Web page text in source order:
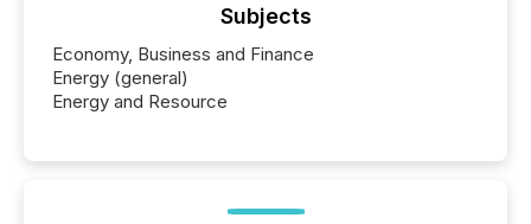
Subjects
Economy, Business and Finance
Energy (general)
Energy and Resource